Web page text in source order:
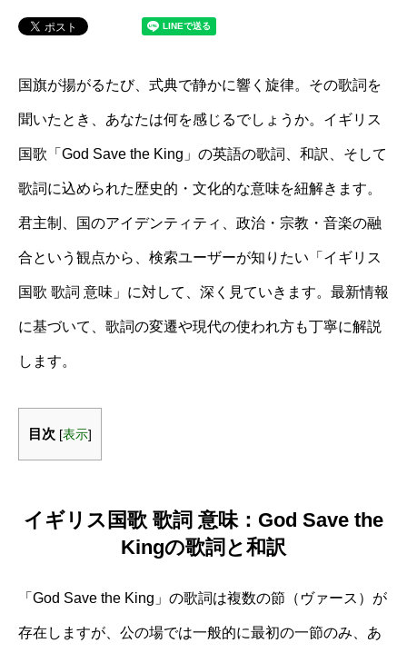
国旗が揚がるたび、式典で静かに響く旋律。その歌詞を
聞いたとき、あなたは何を感じるでしょうか。イギリス
国歌「God Save the King」の英語の歌詞、和訳、そして
歌詞に込められた歴史的・文化的な意味を紐解きます。
君主制、国のアイデンティティ、政治・宗教・音楽の融
合という観点から、検索ユーザーが知りたい「イギリス
国歌 歌詞 意味」に対して、深く見ていきます。最新情報
に基づいて、歌詞の変遷や現代の使われ方も丁寧に解説
します。
目次 [表示]
イギリス国歌 歌詞 意味：God Save the
Kingの歌詞と和訳
「God Save the King」の歌詞は複数の節（ヴァース）が
存在しますが、公の場では一般的に最初の一節のみ、あ